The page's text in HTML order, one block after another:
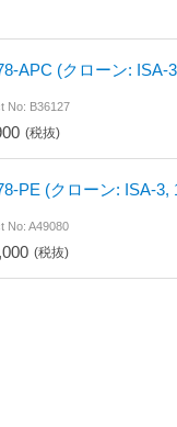
APC (クローン: ISA-
No: B36127
(税抜)
PE (クローン: ISA-3,
No: A49080
(税抜)